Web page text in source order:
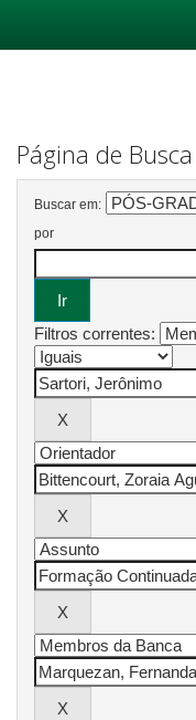
Página de Busca
Buscar em:
por
Filtros correntes: